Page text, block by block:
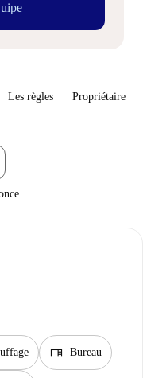
Les règles Propriétaire
desk Bureau